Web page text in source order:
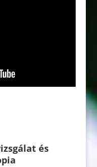
és